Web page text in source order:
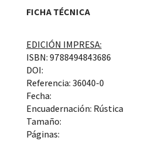
FICHA TÉCNICA
EDICIÓN IMPRESA:
ISBN: 9788494843686
DOI:
Referencia: 36040-0
Fecha:
Encuadernación: Rústica
Tamaño:
Páginas: